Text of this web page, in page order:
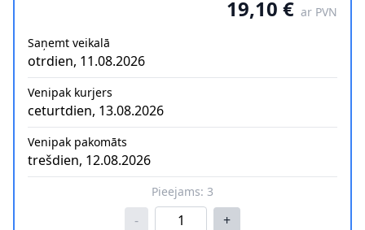
19,10 € ar PVN
Saņemt veikalā
otrdien, 11.08.2026
Venipak kurjers
ceturtdien, 13.08.2026
Venipak pakomāts
trešdien, 12.08.2026
Pieejams: 3
- +